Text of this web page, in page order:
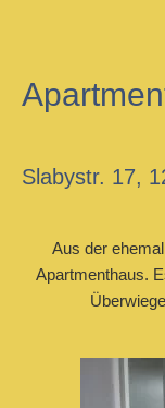
Slabystr. 17,
Aus der
Apartmenthaus.